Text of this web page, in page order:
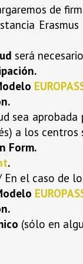
de
será
sea
a los centros
Form.
.
En el caso de
(sólo en